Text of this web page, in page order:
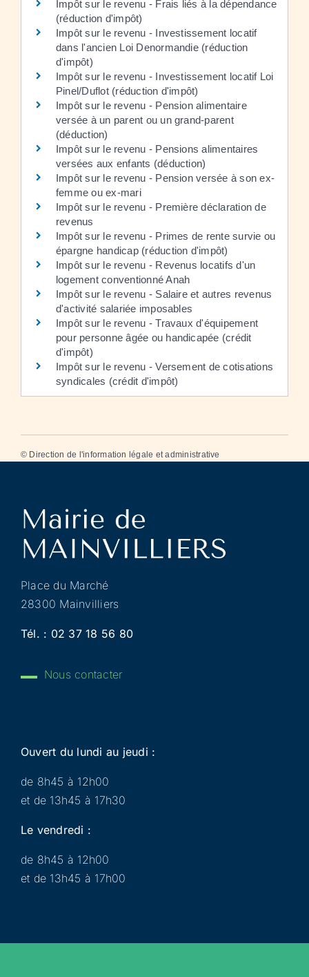
Impôt sur le revenu - Frais liés à la dépendance
(réduction d'impôt)
Impôt sur le revenu - Investissement locatif
dans l'ancien Loi Denormandie (réduction
d'impôt)
Impôt sur le revenu - Investissement locatif Loi
Pinel/Duflot (réduction d'impôt)
Impôt sur le revenu - Pension alimentaire
versée à un parent ou un grand-parent
(déduction)
Impôt sur le revenu - Pensions alimentaires
versées aux enfants (déduction)
Impôt sur le revenu - Pension versée à son ex-
femme ou ex-mari
Impôt sur le revenu - Première déclaration de
revenus
Impôt sur le revenu - Primes de rente survie ou
épargne handicap (réduction d'impôt)
Impôt sur le revenu - Revenus locatifs d'un
logement conventionné Anah
Impôt sur le revenu - Salaire et autres revenus
d'activité salariée imposables
Impôt sur le revenu - Travaux d'équipement
pour personne âgée ou handicapée (crédit
d'impôt)
Impôt sur le revenu - Versement de cotisations
syndicales (crédit d'impôt)
© Direction de l'information légale et administrative
Place du Marché
28300 Mainvilliers
Tél. : 02 37 18 56 80
Nous contacter
Ouvert du lundi au jeudi :
de 8h45 à 12h00
et de 13h45 à 17h30
Le vendredi :
de 8h45 à 12h00
et de 13h45 à 17h00